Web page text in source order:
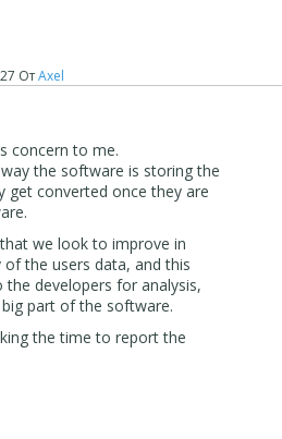
ОтAxel
concern to me.
the software is storing the
get converted once they are
we look to improve in
the users data, and this
developers for analysis,
part of the software.
the time to report the